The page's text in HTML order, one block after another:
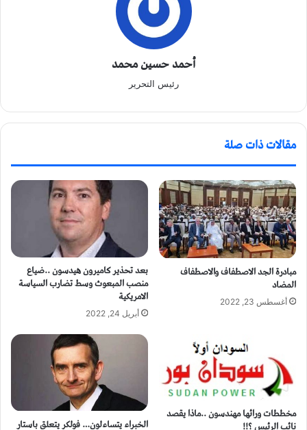
أحمد حسين محمد
رئيس التحرير
مقالات ذات صلة
مبادرة الجد الاصطفاف والاصطفاف
المضاد
أغسطس 23, 2022
بعد تحذير كاميرون هيدسون ..ضياع
منصب المبعوث وسط تضارب السياسة
الامريكية
أبريل 24, 2022
مخططات ورائها مهندسون ..ماذا يقصد
الخبراء يتساءلون… فولكر يتعلق باستار